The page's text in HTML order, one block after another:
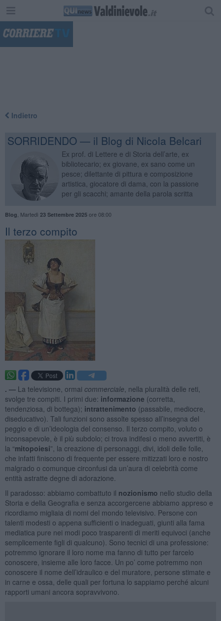
Indietro
SORRIDENDO — il Blog di Nicola Belcari
Ex prof. di Lettere e di Storia dell’arte, ex
bibliotecario; ex giovane, ex sano come un
pesce; dilettante di pittura e composizione
artistica, giocatore di dama, con la passione
per gli scacchi; amante della parola scritta
Blog Martedì 23 Settembre 2025ore 08:00
Il terzo compito
. — La televisione, ormai commerciale , nella pluralità delle reti,
svolge tre compiti. I primi due: informazione (corretta,
tendenziosa, di bottega); intrattenimento (passabile, mediocre,
diseducativo). Tali funzioni sono assolte spesso all’insegna del
peggio e di un’ideologia del consenso. Il terzo compito, voluto o
inconsapevole, è il più subdolo; ci trova indifesi o meno avvertiti, è
la “mitopoiesi”, la creazione di personaggi, divi, idoli delle folle,
che infatti finiscono di frequente per essere mitizzati loro e nostro
malgrado o comunque circonfusi da un’aura di celebrità come
entità astratte degne di adorazione.
Il paradosso: abbiamo combattuto il nozionismo nello studio della
Storia e della Geografia e senza accorgercene abbiamo appreso e
ricordiamo migliaia di nomi del mondo televisivo. Persone con
talenti modesti o appena sufficienti o inadeguati, giunti alla fama
mediatica pure nei modi poco trasparenti di meriti equivoci (anche
semplicemente figli di qualcuno). Sono tecnici di una professione:
potremmo ignorare il loro nome ma fanno di tutto per farcelo
conoscere, insieme alle loro facce. Un po’ come potremmo non
conoscere il nome dell’idraulico e del muratore, persone stimate e
in carne e ossa, delle quali per fortuna lo sappiamo perché alcuni
rapporti umani ancora sopravvivono.